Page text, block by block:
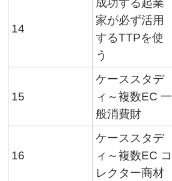
14
成功する起業
家が必ず活用
するTTPを使
う
15
ケーススタデ
ィ～複数EC 一
般消費財
16
ケーススタデ
ィ～複数EC コ
レクター商材